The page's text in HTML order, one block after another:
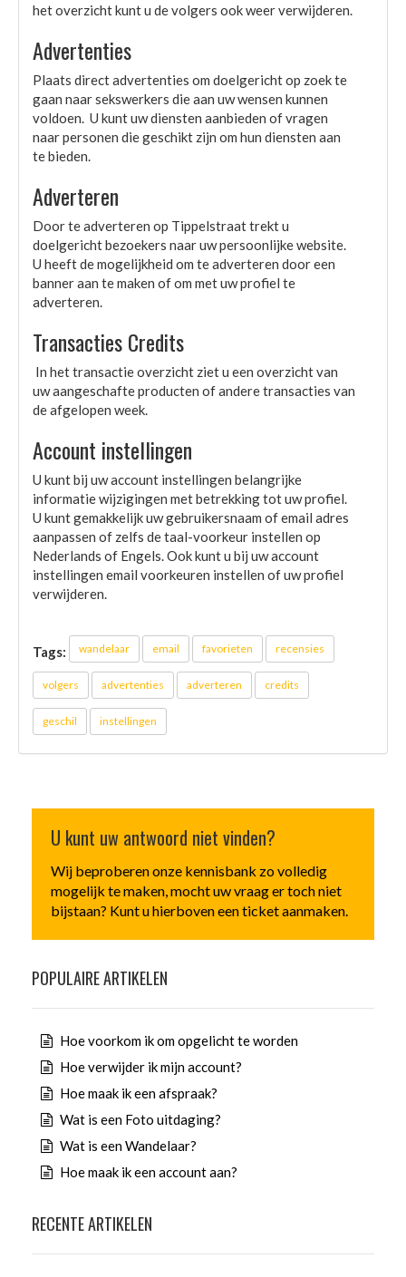
het overzicht kunt u de volgers ook weer verwijderen.
Advertenties
Plaats direct advertenties om doelgericht op zoek te
gaan naar sekswerkers die aan uw wensen kunnen
voldoen. U kunt uw diensten aanbieden of vragen
naar personen die geschikt zijn om hun diensten aan
te bieden.
Adverteren
Door te adverteren op Tippelstraat trekt u
doelgericht bezoekers naar uw persoonlijke website.
U heeft de mogelijkheid om te adverteren door een
banner aan te maken of om met uw profiel te
adverteren.
Transacties Credits
In het transactie overzicht ziet u een overzicht van
uw aangeschafte producten of andere transacties van
de afgelopen week.
Account instellingen
U kunt bij uw account instellingen belangrijke
informatie wijzigingen met betrekking tot uw profiel.
U kunt gemakkelijk uw gebruikersnaam of email adres
aanpassen of zelfs de taal-voorkeur instellen op
Nederlands of Engels. Ook kunt u bij uw account
instellingen email voorkeuren instellen of uw profiel
verwijderen.
Tags: wandelaar email favorieten recensies
volgers advertenties adverteren credits
geschil instellingen
U kunt uw antwoord niet vinden?
Wij beproberen onze kennisbank zo volledig
mogelijk te maken, mocht uw vraag er toch niet
bijstaan? Kunt u hierboven een ticket aanmaken.
POPULAIRE ARTIKELEN
Hoe voorkom ik om opgelicht te worden
Hoe verwijder ik mijn account?
Hoe maak ik een afspraak?
Wat is een Foto uitdaging?
Wat is een Wandelaar?
Hoe maak ik een account aan?
RECENTE ARTIKELEN